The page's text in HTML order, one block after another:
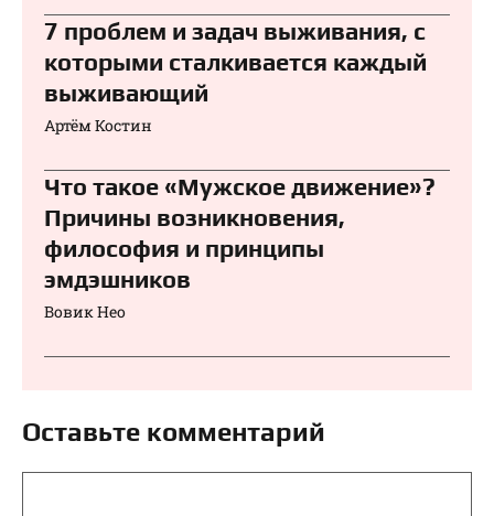
7 проблем и задач выживания, с
которыми сталкивается каждый
выживающий
Артём Костин
Что такое «Мужское движение»?
Причины возникновения,
философия и принципы
эмдэшников
Вовик Нео
Оставьте комментарий